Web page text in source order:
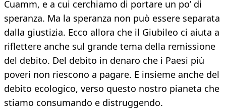
Cuamm, e a cui cerchiamo di portare un po’ di
speranza. Ma la speranza non può essere separata
dalla giustizia. Ecco allora che il Giubileo ci aiuta a
riflettere anche sul grande tema della remissione
del debito. Del debito in denaro che i Paesi più
poveri non riescono a pagare. E insieme anche del
debito ecologico, verso questo nostro pianeta che
stiamo consumando e distruggendo.